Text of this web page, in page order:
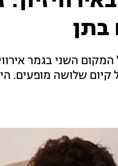
בתן
שלושה מופעים.